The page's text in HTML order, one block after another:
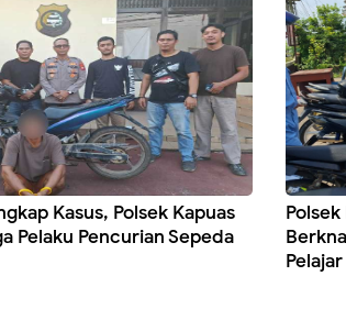
Kasus, Polsek Kapuas
Pelaku Pencurian Sepeda
Pelajar